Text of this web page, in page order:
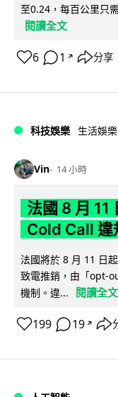
至0.24，每百公里只
閱讀全文
6 1 ↗ 分享
科技娛樂 生活娛樂
Vin 14 小時
法國 8 月 11
Cold Call 違
法國將於 8 月 11 日
致電推銷，由「opt-
機制。違...
閱讀全文
199 19 ↗